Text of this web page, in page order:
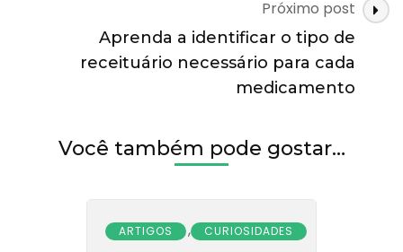
Próximo post
Aprenda a identificar o tipo de
receituário necessário para cada
medicamento
Você também pode gostar…
ARTIGOS , CURIOSIDADES